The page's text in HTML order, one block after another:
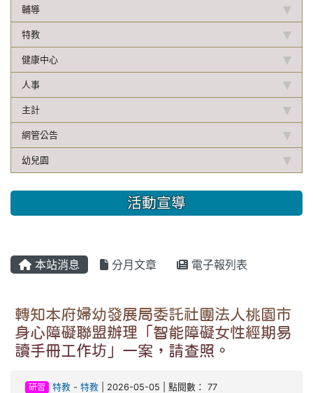
輔導
特教
健康中心
人事
主計
網管公告
幼兒園
活動宣導
本站消息 分月文章 電子報列表
轉知本府婦幼發展局委託社團法人桃園市
身心障礙聯盟辦理「智能障礙女性經期易
讀手冊工作坊」一案，請查照。
研習 特教- 特教| 2026-05-05 | 點閱數： 77